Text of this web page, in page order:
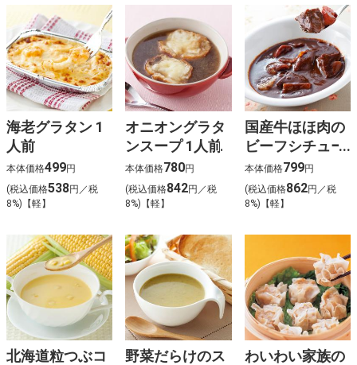
海老グラタン 1
人前
本体価格499円
(税込価格538円／税
8%)【軽】
オニオングラタ
ンスープ 1人前
本体価格780円
(税込価格842円／税
8%)【軽】
国産牛ほほ肉の
ビーフシチュー
1人前
本体価格799円
(税込価格862円／税
8%)【軽】
北海道粒つぶコ
野菜だらけのス
わいわい家族の